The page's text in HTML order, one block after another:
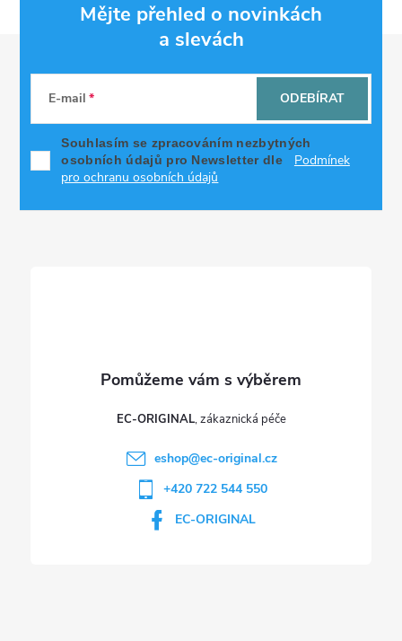
Mějte přehled o novinkách
a slevách
E-mail
Souhlasím se zpracováním nezbytných
osobních údajů pro Newsletter dle
Podmínek
pro ochranu osobních údajů
ODEBÍRAT
EC-ORIGINAL
eshop@ec-original.cz
+420 722 544 550
EC-ORIGINAL